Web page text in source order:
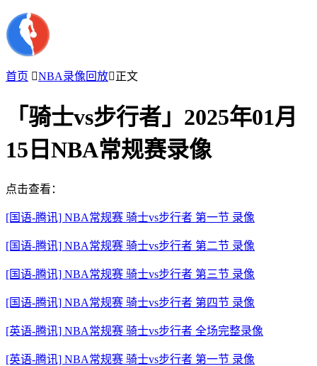
首页 NBA录像回放正文
「骑士vs步行者」2025年01月
15日NBA常规赛录像
点击查看：
[国语-腾讯] NBA常规赛 骑士vs步行者 第一节 录像
[国语-腾讯] NBA常规赛 骑士vs步行者 第二节 录像
[国语-腾讯] NBA常规赛 骑士vs步行者 第三节 录像
[国语-腾讯] NBA常规赛 骑士vs步行者 第四节 录像
[英语-腾讯] NBA常规赛 骑士vs步行者 全场完整录像
[英语-腾讯] NBA常规赛 骑士vs步行者 第一节 录像